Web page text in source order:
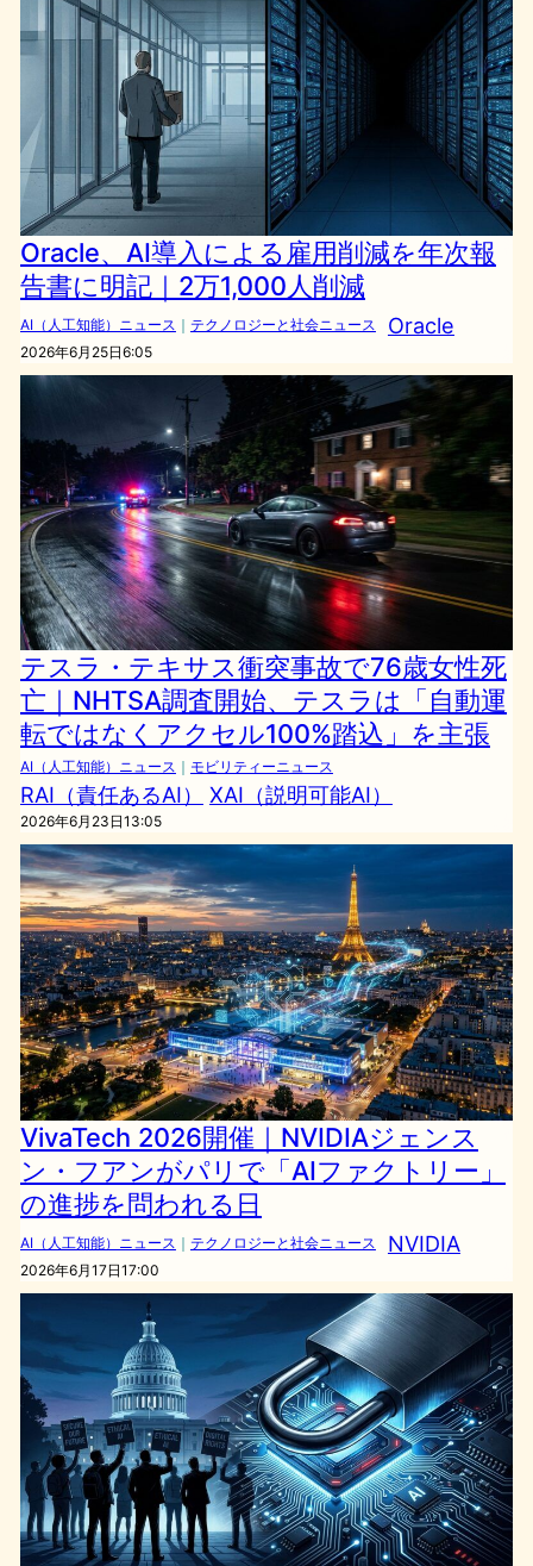
Oracle、AI導入による雇用削減を年次報
告書に明記｜2万1,000人削減
AI（人工知能）ニュース ｜ テクノロジーと社会ニュース Oracle
2026年6月25日6:05
テスラ・テキサス衝突事故で76歳女性死
亡｜NHTSA調査開始、テスラは「自動運
転ではなくアクセル100%踏込」を主張
AI（人工知能）ニュース ｜ モビリティーニュース
RAI（責任あるAI） XAI（説明可能AI）
2026年6月23日13:05
VivaTech 2026開催｜NVIDIAジェンス
ン・フアンがパリで「AIファクトリー」
の進捗を問われる日
AI（人工知能）ニュース ｜ テクノロジーと社会ニュース NVIDIA
2026年6月17日17:00